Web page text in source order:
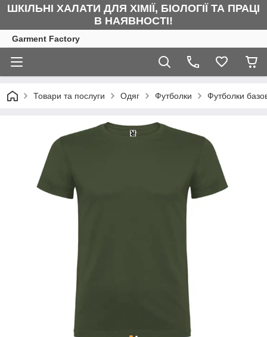
ШКІЛЬНІ ХАЛАТИ ДЛЯ ХІМІЇ, БІОЛОГІЇ ТА ПРАЦІ
В НАЯВНОСТІ!
Garment Factory
Товари та послуги Одяг Футболки Футболки